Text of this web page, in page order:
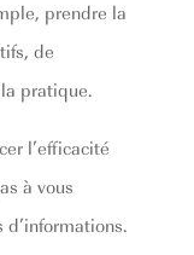
prendre la
de
pratique.
l’efficacité
à vous